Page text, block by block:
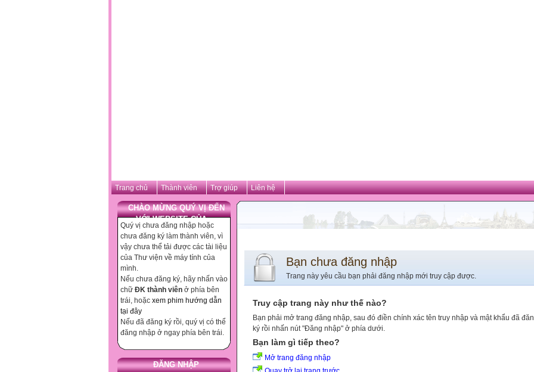
Trang chủ Thành viên Trợ giúp Liên hệ
CHÀO MỪNG QUÝ VỊ ĐẾN
VỚI WEBSITE CỦA ...
Quý vị chưa đăng nhập hoặc
chưa đăng ký làm thành viên, vì
vậy chưa thể tải được các tài liệu
của Thư viện về máy tính của
mình.
Nếu chưa đăng ký, hãy nhấn vào
chữ ĐK thành viên ở phía bên
trái, hoặc xem phim hướng dẫn
tại đây
Nếu đã đăng ký rồi, quý vị có thể
đăng nhập ở ngay phía bên trái.
ĐĂNG NHẬP
Bạn chưa đăng nhập
Trang này yêu cầu bạn phải đăng nhập mới truy cập được.
Truy cập trang này như thế nào?
Bạn phải mở trang đăng nhập, sau đó điền chính xác tên truy nhập và mật khẩu đã
ký rồi nhấn nút "Đăng nhập" ở phía dưới.
Bạn làm gì tiếp theo?
Mở trang đăng nhập